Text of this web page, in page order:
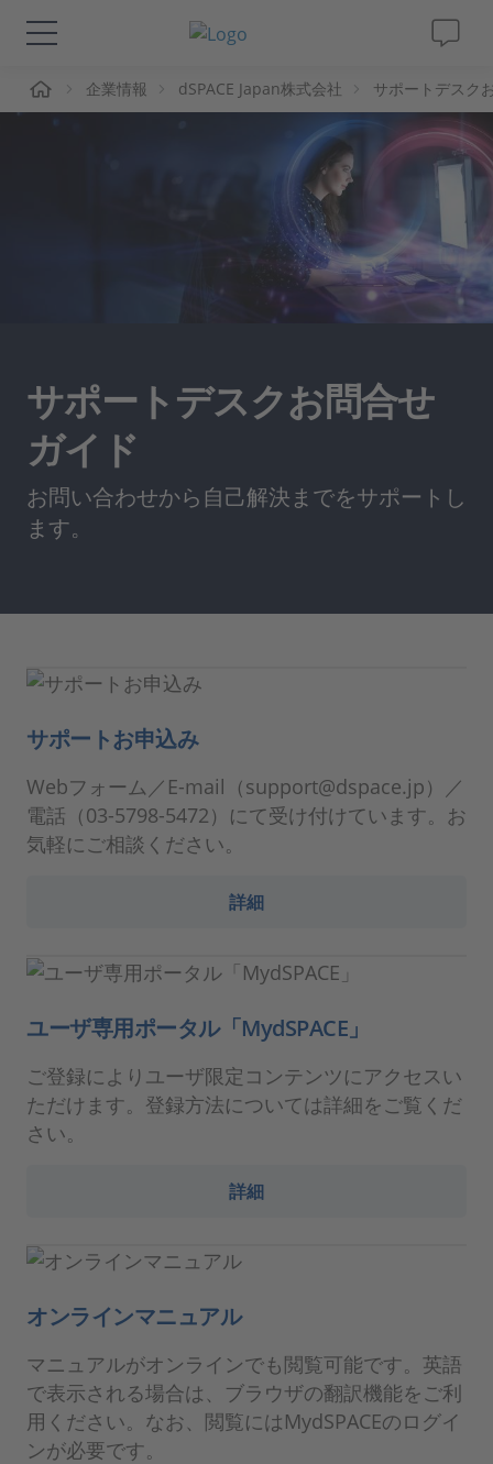
ソリューションと製品
採用情報
企業情報 dSPACE Japan株式会社 サポートデスク
サポートデスクお問合せ
ガイド
お問い合わせから自己解決までをサポートし
ます。
サポートお申込み
Webフォーム／E-mail（support@dspace.jp）／
電話（03-5798-5472）にて受け付けています。お
気軽にご相談ください。
詳細
ユーザ専用ポータル「MydSPACE」
ご登録によりユーザ限定コンテンツにアクセスい
ただけます。登録方法については詳細をご覧くだ
さい。
詳細
オンラインマニュアル
マニュアルがオンラインでも閲覧可能です。英語
で表示される場合は、ブラウザの翻訳機能をご利
用ください。なお、閲覧にはMydSPACEのログイ
ンが必要です。